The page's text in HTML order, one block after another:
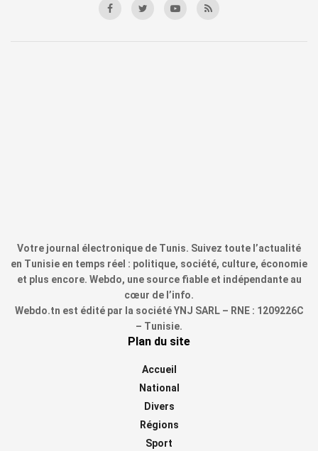
Votre journal électronique de Tunis. Suivez toute l’actualité
en Tunisie en temps réel : politique, société, culture, économie
et plus encore. Webdo, une source fiable et indépendante au
cœur de l’info.
Webdo.tn est édité par la société YNJ SARL – RNE : 1209226C
– Tunisie.
Plan du site
Accueil
National
Divers
Régions
Sport